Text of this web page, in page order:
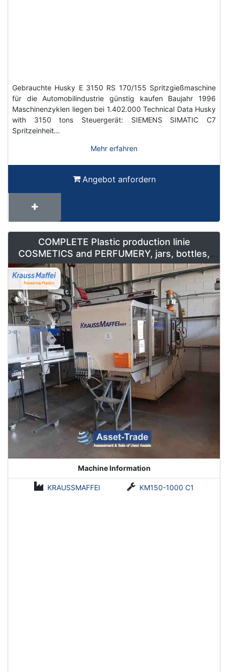
Gebrauchte Husky E 3150 RS 170/155 Spritzgießmaschine
für die Automobilindustrie günstig kaufen Baujahr 1996
Maschinenzyklen liegen bei 1.402.000 Technical Data Husky
with 3150 tons Steuergerät: SIEMENS SIMATIC C7
Spritzeinheit…
Mehr erfahren
Angebot anfordern
COMPLETE Plastic production linie
COSMETICS and PERFUMERY, jars, bottles,
caps and containers for sale
Machine Information
KRAUSSMAFFEI KM150-1000 C1